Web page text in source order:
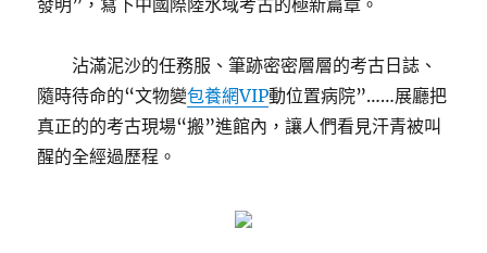
發明”，寫下中國際陸水域考古的極新篇章。
沾滿泥沙的任務服、筆跡密密層層的考古日誌、
隨時待命的“文物變包養網VIP動位置病院”……展廳把
真正的的考古現場“搬”進館內，讓人們看見汗青被叫
醒的全經過歷程。